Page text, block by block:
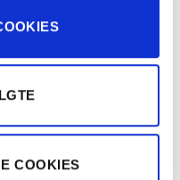
COOKIES